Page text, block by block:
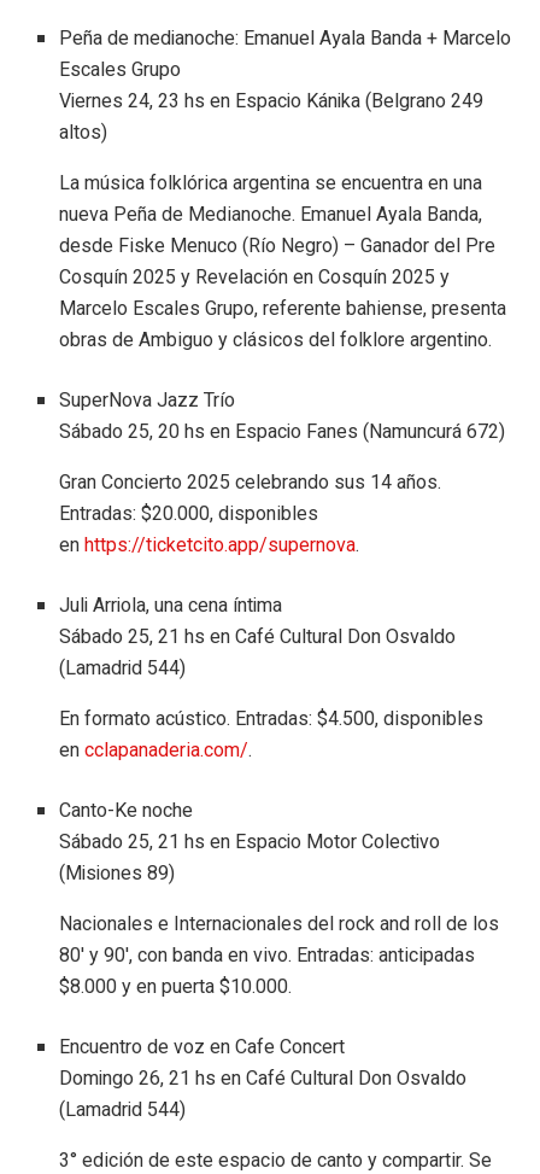
Peña de medianoche: Emanuel Ayala Banda + Marcelo
Escales Grupo
Viernes 24, 23 hs en Espacio Kánika (Belgrano 249
altos)
La música folklórica argentina se encuentra en una
nueva Peña de Medianoche. Emanuel Ayala Banda,
desde Fiske Menuco (Río Negro) – Ganador del Pre
Cosquín 2025 y Revelación en Cosquín 2025 y
Marcelo Escales Grupo, referente bahiense, presenta
obras de Ambiguo y clásicos del folklore argentino.
SuperNova Jazz Trío
Sábado 25, 20 hs en Espacio Fanes (Namuncurá 672)
Gran Concierto 2025 celebrando sus 14 años.
Entradas: $20.000, disponibles
enhttps://ticketcito.app/supernova.
Juli Arriola, una cena íntima
Sábado 25, 21 hs en Café Cultural Don Osvaldo
(Lamadrid 544)
En formato acústico. Entradas: $4.500, disponibles
encclapanaderia.com/.
Canto-Ke noche
Sábado 25, 21 hs en Espacio Motor Colectivo
(Misiones 89)
Nacionales e Internacionales del rock and roll de los
80′ y 90′, con banda en vivo. Entradas: anticipadas
$8.000 y en puerta $10.000.
Encuentro de voz en Cafe Concert
Domingo 26, 21 hs en Café Cultural Don Osvaldo
(Lamadrid 544)
3° edición de este espacio de canto y compartir. Se